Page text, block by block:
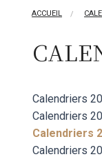
ACCUEIL
Calendriers
Calendriers
Calendriers
Calendriers